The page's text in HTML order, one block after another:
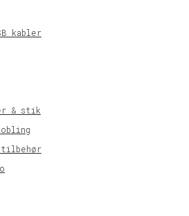
kabler
& stik
tilbehør